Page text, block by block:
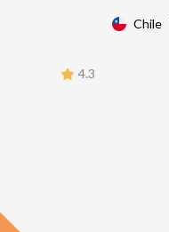
Chile
4.3